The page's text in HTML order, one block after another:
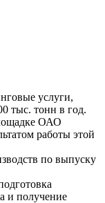
услуги,
тыс. тонн в год.
ОАО
работы этой
по выпуску
и получение